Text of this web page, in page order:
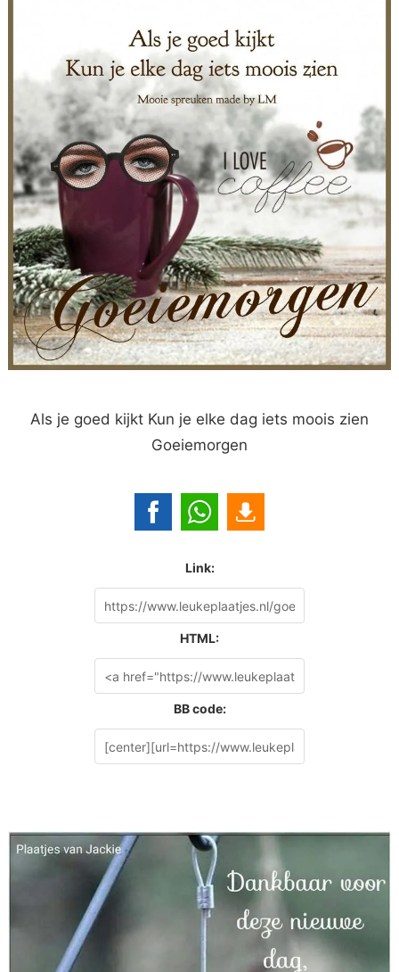
Als je goed kijkt Kun je elke dag iets moois zien
Goeiemorgen
Link:
HTML:
BB code: